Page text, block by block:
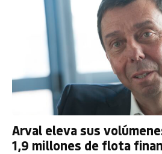
Arval eleva sus
1,9 millones de flota